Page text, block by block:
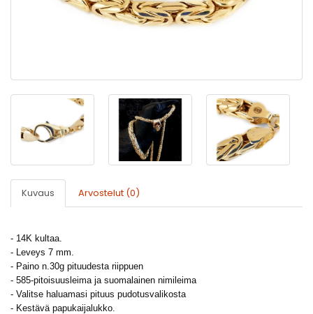
Kuvaus Arvostelut (0)
- 14K kultaa.
- Leveys 7 mm.
- Paino n.30g pituudesta riippuen
- 585-pitoisuusleima ja suomalainen nimileima
- Valitse haluamasi pituus pudotusvalikosta
- Kestävä papukaijalukko.